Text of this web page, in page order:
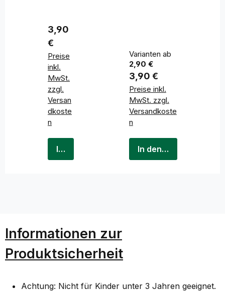
e:
Sch
z
Regulärer Preis:
3,90
€
Preise
inkl.
MwSt.
zzgl.
Versan
dkoste
n
In den Warenkorb
Varianten ab
2,90 €
Regulärer Preis:
3,90 €
Preise inkl.
MwSt. zzgl.
Versandkoste
n
In den Warenkorb
Informationen zur
Produktsicherheit
Achtung: Nicht für Kinder unter 3 Jahren geeignet.